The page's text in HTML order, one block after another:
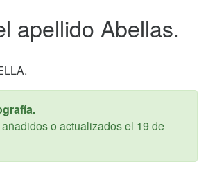
apellido Abellas.
o actualizados el 19 de